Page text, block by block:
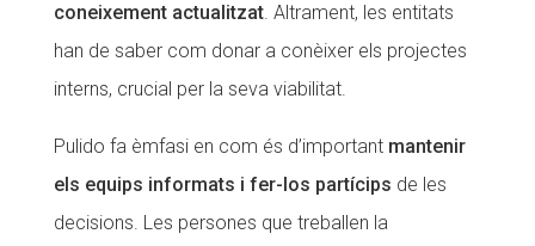
coneixement actualitzat. Altrament, les entitats
han de saber com donar a conèixer els projectes
interns, crucial per la seva viabilitat.
Pulido fa èmfasi en com és d’important mantenir
els equips informats i fer-los partícips de les
decisions. Les persones que treballen la